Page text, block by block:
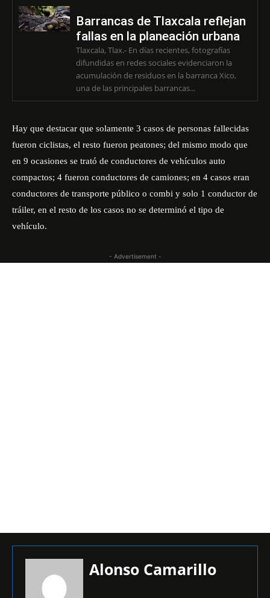
Barrancas de Tlaxcala reflejan
fallas en la planeación urbana
Tlaxcala, Tlax.- En días recientes, fotografías
difundidas en redes sociales evidenciaron la
acumulación de residuos en la barranca Xico,
una de las principales barrancas...
Hay que destacar que solamente 3 casos de personas fallecidas
fueron ciclistas, el resto fueron peatones; del mismo modo que
en 9 ocasiones se trató de conductores de vehículos auto
compactos; 4 fueron conductores de camiones; en 4 casos eran
conductores de transporte público o combi y solo 1 conductor de
tráiler, en el resto de los casos no se determinó el tipo de
vehículo.
- Advertisement -
Alonso Camarillo